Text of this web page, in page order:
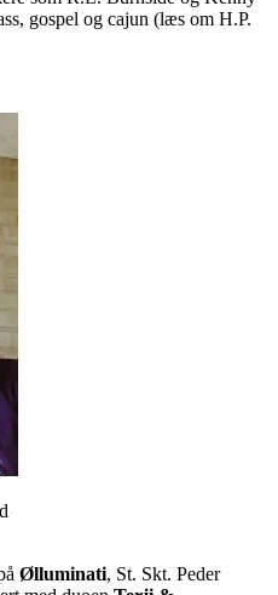
gospel og cajun (læs om H.P.
Ølluminati, St. Skt. Peder